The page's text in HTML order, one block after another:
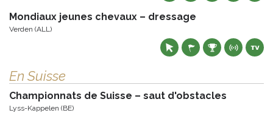
Mondiaux jeunes chevaux – dressage
Verden (ALL)
En Suisse
Championnats de Suisse – saut d'obstacles
Lyss-Kappelen (BE)